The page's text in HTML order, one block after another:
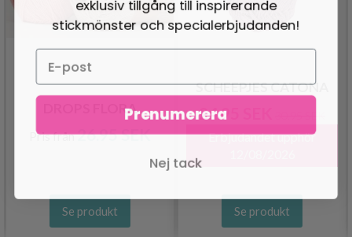
DROPS FLORA
Pris från26.95 SEK
Se produkt
SCHEEPJES CATONA
24.95 SEK
Erbjudandet upphör
Se produkt
exklusiv tillgång till inspirerande
stickmönster och specialerbjudanden!
Prenumerera
Nej tack